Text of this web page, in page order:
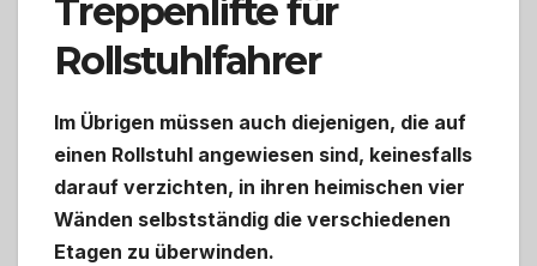
Treppenlifte für
Rollstuhlfahrer
Im Übrigen müssen auch diejenigen, die auf
einen Rollstuhl angewiesen sind, keinesfalls
darauf verzichten, in ihren heimischen vier
Wänden selbstständig die verschiedenen
Etagen zu überwinden.